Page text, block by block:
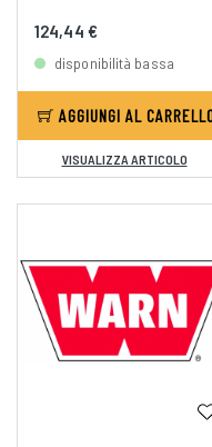
124,44 €
disponibilità bassa
AGGIUNGI AL
VISUALIZZA ARTICOLO